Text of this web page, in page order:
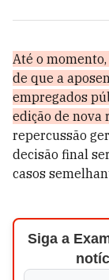
Até o
de que a
empregados
edição de nova
repercussão
decisão final
casos
Siga a